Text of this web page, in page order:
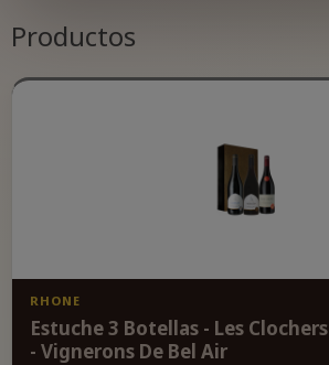
Productos
RHONE
Estuche 3 Botellas - Les
- Vignerons De Bel Air